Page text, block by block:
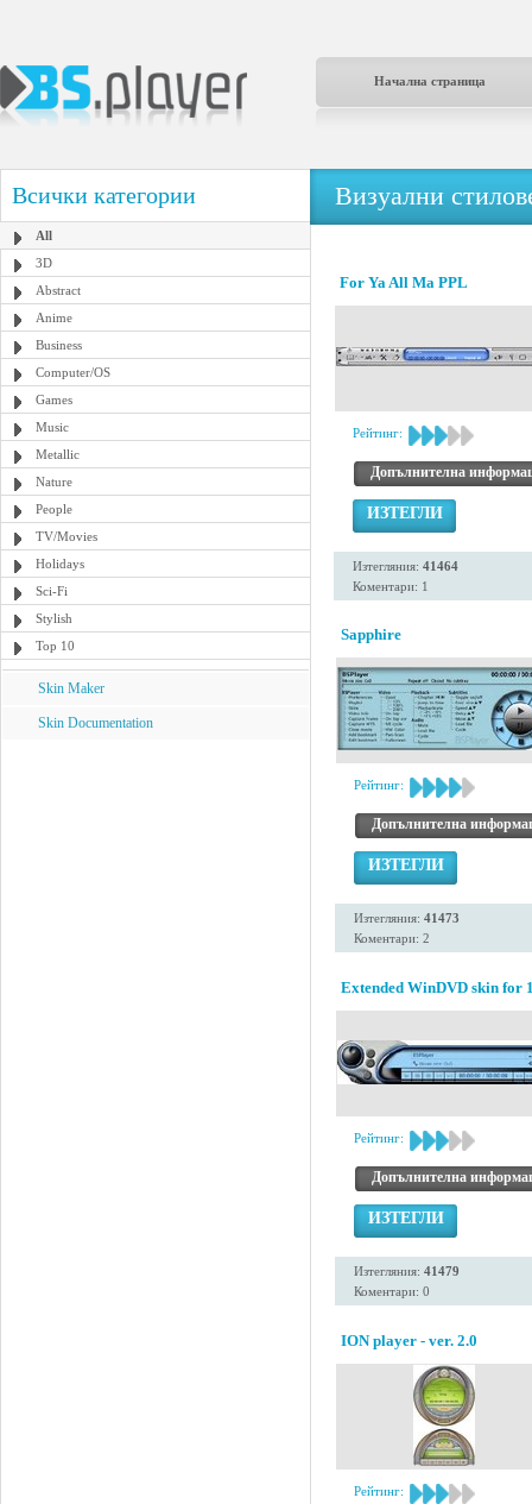
Начална страница
Всички категории
All
3D
Abstract
Anime
Business
Computer/OS
Games
Music
Metallic
Nature
People
TV/Movies
Holidays
Sci-Fi
Stylish
Top 10
Skin Maker
Skin Documentation
Визуални
For Ya All Ma PPL
Рейтинг:
Допълнителна
ИЗТЕГЛИ
Изтегляния: 41464
Коментари: 1
Sapphire
Рейтинг:
Допълнителна
ИЗТЕГЛИ
Изтегляния: 41473
Коментари: 2
Extended WinDVD skin for
Рейтинг:
Допълнителна
ИЗТЕГЛИ
Изтегляния: 41479
Коментари: 0
ION player - ver. 2.0
Рейтинг: